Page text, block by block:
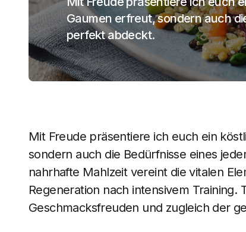
Gaumen erfreut, sondern auch
perfekt abdeckt.
Mit Freude präsentiere ich euch ein
sondern auch die Bedürfnisse eines
nahrhafte Mahlzeit vereint die vitalen
Regeneration nach intensivem Training.
Geschmacksfreuden und zugleich der